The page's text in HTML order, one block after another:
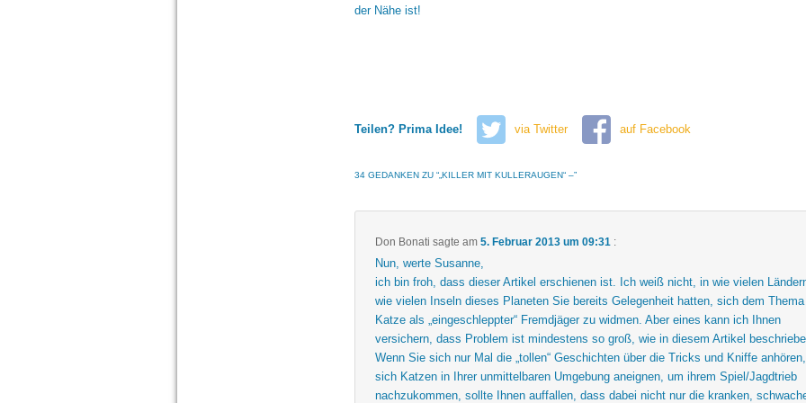
der Nähe ist!
Teilen? Prima Idee! via Twitter auf Facebook
34 GEDANKEN ZU “ „KILLER MIT KULLERAUGEN“ –”
Don Bonati sagte am 5. Februar 2013 um 09:31 :
Nun, werte Susanne,
ich bin froh, dass dieser Artikel erschienen ist. Ich weiß nicht, in wie vielen
wie vielen Inseln dieses Planeten Sie bereits Gelegenheit hatten, sich dem Thema
Katze als „eingeschleppter“ Fremdjäger zu widmen. Aber eines kann ich Ihnen
versichern, dass Problem ist mindestens so groß, wie in diesem Artikel
Wenn Sie sich nur Mal die „tollen“ Geschichten über die Tricks und Kniffe
sich Katzen in Ihrer unmittelbaren Umgebung aneignen, um ihrem Spiel/Jagdtrieb
nachzukommen, sollte Ihnen auffallen, dass dabei nicht nur die kranken,